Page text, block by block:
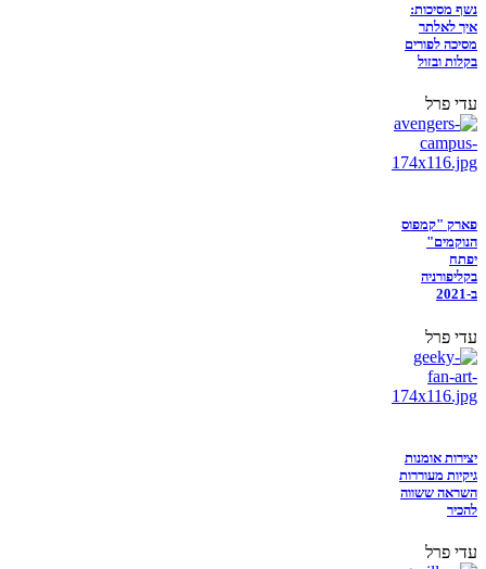
נשף מסיכות:
איך לאלתר
מסיכה לפורים
בקלות ובזול
עדי פרל
פארק "קמפוס
הנוקמים"
יפתח
בקליפורניה
ב-2021
עדי פרל
יצירות אומנות
גיקיות מעוררות
השראה ששווה
להכיר
עדי פרל